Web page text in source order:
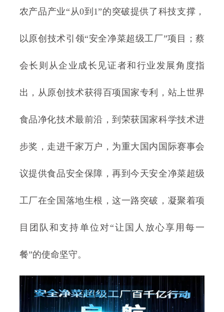
农产品产业“从0到1”的突破提供了科技支撑，
以原创技术引领“安全净菜超级工厂”项目；蔡
会长则从企业成长见证者和行业发展角度指
出，从原创技术获得百项国家专利，站上世界
食品净化技术最前沿，到荣获国家科学技术进
步奖，走进千家万户，为重大国内国际赛事会
议提供食品安全保障，再到今天安全净菜超级
工厂在全国落地生根，这一路突破，凝聚着项
目团队和支持单位对“让国人放心享用每一
餐”的使命坚守。